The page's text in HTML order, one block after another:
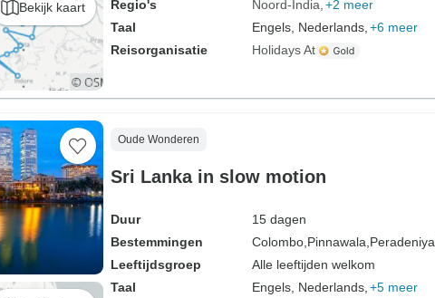
Bekijk kaart
Regio's
Noord-India +2 meer
Taal
Engels, Nederlands, +6 meer
Reisorganisatie
Holidays At
Oude Wonderen
Sri Lanka in slow motion
Duur
15 dagen
Bestemmingen
Colombo, Pinnawala, Peradeniya,
Leeftijdsgroep
Alle leeftijden welkom
Taal
Engels, Nederlands, +5 meer